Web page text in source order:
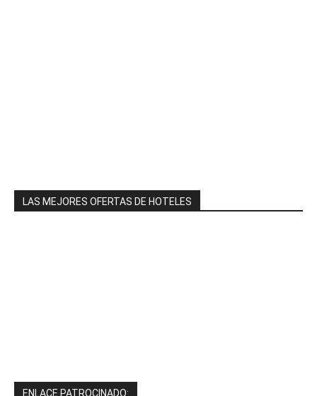
LAS MEJORES OFERTAS DE HOTELES
ENLACE PATROCINADO: